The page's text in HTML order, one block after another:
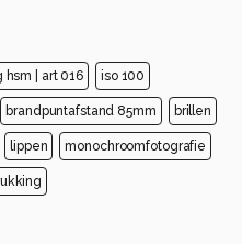
hsm | art 016 iso 100
brandpuntafstand 85mm brillen
lippen monochroomfotografie